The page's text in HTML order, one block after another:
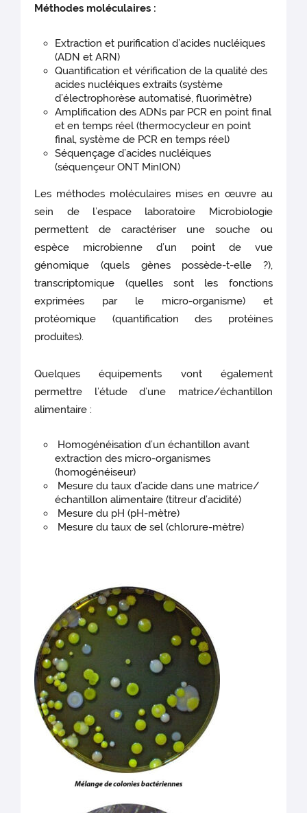
Méthodes moléculaires :
Extraction et purification d’acides nucléiques
(ADN et ARN)
Quantification et vérification de la qualité des
acides nucléiques extraits (système
d’électrophorèse automatisé, fluorimètre)
Amplification des ADNs par PCR en point final
et en temps réel (thermocycleur en point
final, système de PCR en temps réel)
Séquençage d’acides nucléiques
(séquençeur ONT MinION)
Les méthodes moléculaires mises en œuvre au
sein de l’espace laboratoire Microbiologie
permettent de caractériser une souche ou
espèce microbienne d’un point de vue
génomique (quels gènes possède-t-elle ?),
transcriptomique (quelles sont les fonctions
exprimées par le micro-organisme) et
protéomique (quantification des protéines
produites).
Quelques équipements vont également
permettre l’étude d’une matrice/échantillon
alimentaire :
Homogénéisation d’un échantillon avant
extraction des micro-organismes
(homogénéiseur)
Mesure du taux d’acide dans une matrice/
échantillon alimentaire (titreur d’acidité)
Mesure du pH (pH-mètre)
Mesure du taux de sel (chlorure-mètre)